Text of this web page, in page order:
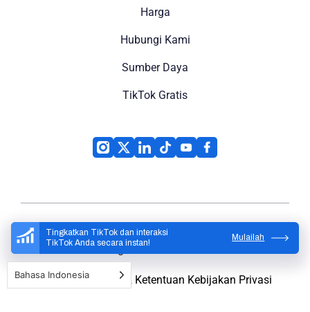
Tingkatkan TikTok dan interaksi
TikTok Anda secara instan!
Mulailah
Harga
Hubungi Kami
Sumber Daya
TikTok Gratis
High Social
Peta Situs Syarat & Ketentuan Kebijakan Privasi
Bahasa Indonesia